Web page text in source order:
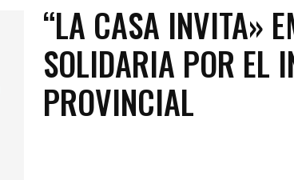
“LA CASA INVITA»
SOLIDARIA POR EL
PROVINCIAL